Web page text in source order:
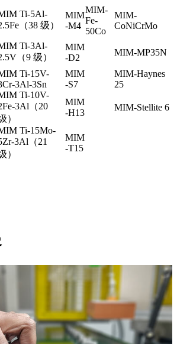
Ti-5Al-
（38 级）
MIM
-M4
MIM-
Fe-
50Co
MIM-
CoNiCrMo
Ti-3Al-
（9 级）
MIM
-D2
MIM-MP35N
Ti-15V-
3Al-3Sn
MIM
-S7
MIM-Haynes
25
Ti-10V-
3Al（20
）
MIM
-H13
MIM-Stellite 6
Ti-15Mo-
3Al（21
）
MIM
-T15